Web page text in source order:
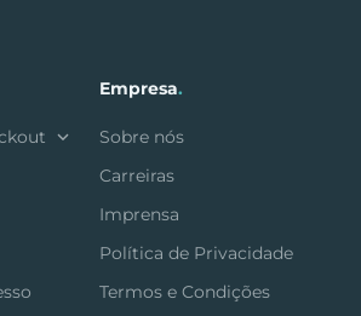
Empresa.
Sobre nós
Carreiras
Imprensa
Política de Privacidade
Termos e Condições